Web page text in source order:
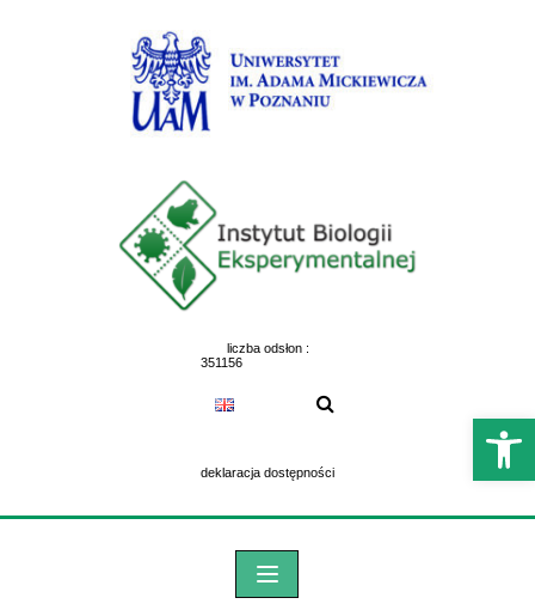
liczba odsłon :
351156
deklaracja dostępności